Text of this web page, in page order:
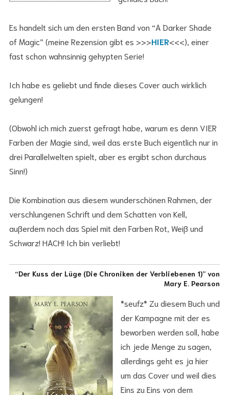
Es handelt sich um den ersten Band von “A Darker Shade
of Magic” (meine Rezension gibt es >>>HIER<<<), einer
fast schon wahnsinnig gehypten Serie!
Ich habe es geliebt und finde dieses Cover auch wirklich
gelungen!
(Obwohl ich mich zuerst gefragt habe, warum es denn VIER
Farben der Magie sind, weil das erste Buch eigentlich nur in
drei Parallelwelten spielt, aber es ergibt schon durchaus
Sinn!)
Die Kombination aus diesem wunderschönen Rahmen, der
verschlungenen Schrift und dem Schatten von Kell,
außerdem noch das Spiel mit den Farben Rot, Weiß und
Schwarz! HACH! Ich bin verliebt!
“Der Kuss der Lüge (Die Chroniken der Verbliebenen 1)” von
Mary E. Pearson
*seufz* Zu diesem Buch und
der Kampagne mit der es
beworben werden soll, habe
ich jede Menge zu sagen,
allerdings geht es ja hier
um das Cover und weil dies
Eins zu Eins von dem